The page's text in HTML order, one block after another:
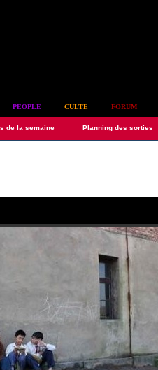
PEOPLE CULTE FORUM
de la semaine Planning des sorties